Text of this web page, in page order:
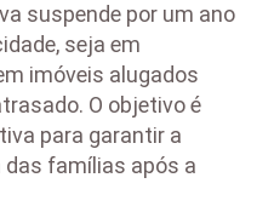
suspende por um ano
seja em
imóveis alugados
O objetivo é
para garantir a
famílias após a